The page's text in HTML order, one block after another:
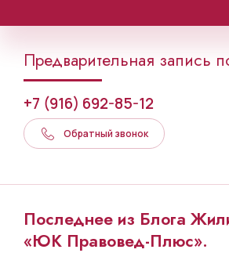
Предварительная запись
+7 (916) 692-85-12
Обратный звонок
Последнее из Блога
«ЮК Правовед-Плюс».